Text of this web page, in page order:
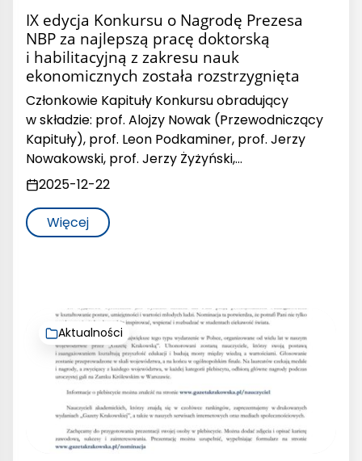
IX edycja Konkursu o Nagrodę Prezesa
NBP za najlepszą pracę doktorską
i habilitacyjną z zakresu nauk
ekonomicznych została rozstrzygnięta
Członkowie Kapituły Konkursu obradujący
w składzie: prof. Alojzy Nowak (Przewodniczący
Kapituły), prof. Leon Podkaminer, prof. Jerzy
Nowakowski, prof. Jerzy Żyżyński,…
2025-12-22
Więcej
Aktualności